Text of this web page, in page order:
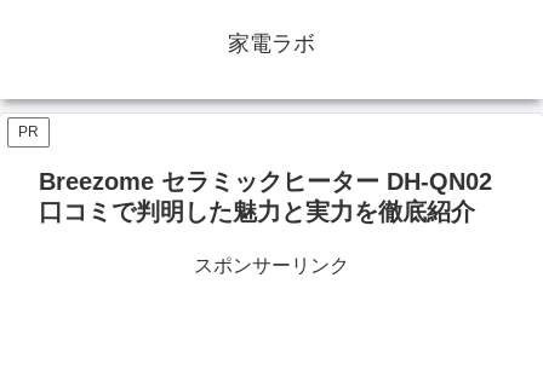
家電ラボ
PR
Breezome セラミックヒーター DH-QN02
口コミで判明した魅力と実力を徹底紹介
スポンサーリンク